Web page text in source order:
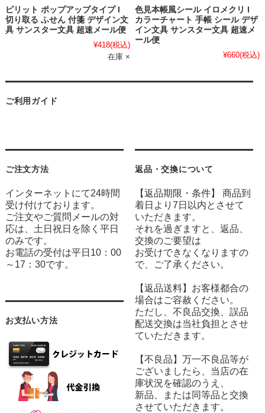
ピリット ポップアップタイプ l
切り取る ふせん 付箋 デザイン文
具 サンスター文具 超速メール便
¥418(税込)
在庫 ×
色見本帳風シール イロメクリ l
カラーチャート 手帳 シール デザ
イン文具 サンスター文具 超速メ
ール便
¥660(税込)
ご利用ガイド
ご注文方法
インターネットにて24時間
受け付けております。
ご注文やご質問メールの対
応は、土日祝日を除く平日
のみです。
お電話の受付は平日10：00
～17：30です。
お支払い方法
返品・交換について
【返品期限・条件】 商品到
着日より7日以内とさせて
いただきます。
それを過ぎますと、返品、
交換のご要望は
お受けできなくなりますの
で、ご了承ください。
【返品送料】お客様都合の
場合はご容赦ください。
ただし、不良品交換、誤品
配送交換は当社負担とさせ
ていただきます。
【不良品】万一不良品等が
ございましたら、当店の在
庫状況を確認のうえ、
新品、または同等品と交換
させていただきます。